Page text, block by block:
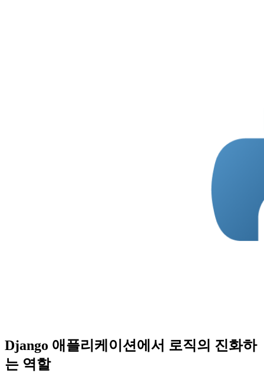
Django 애플리케이션에서 로직의 진화하
는 역할